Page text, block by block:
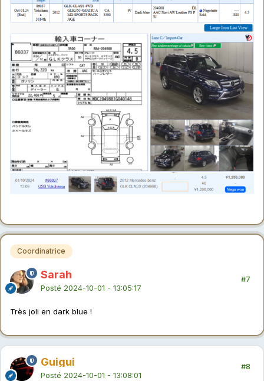
Coordinatrice
Sarah
Posté 2024-10-01 - 13:05:17
#7
Très joli en dark blue !
Guigui
Posté 2024-10-01 - 13:08:01
#8